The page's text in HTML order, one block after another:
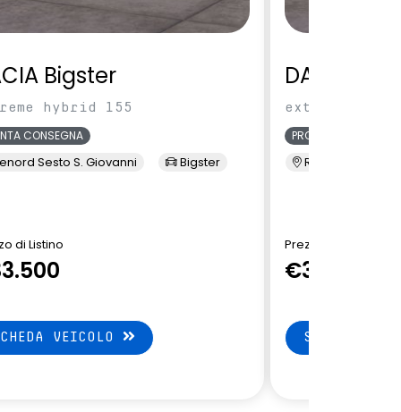
Bigster
hybrid 155
CONSEGNA
Sesto S. Giovanni Bigster
di Listino
VEICOLO
DACIA
extreme
PRONTA CONSEGNA
Renord Sesto S.
Prezzo di Listino
€32.650
SCHEDA